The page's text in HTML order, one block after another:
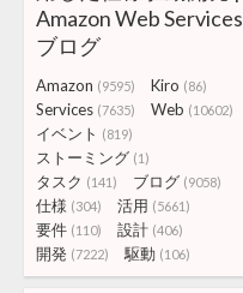
Amazon Web Services
ブログ
Amazon (9595) Kiro (86)
Services (7635) Web (10602)
イベント (819)
ストーミング (1)
タスク (141) ブログ (9058)
仕様 (304) 活用 (5661)
要件 (110) 設計 (406)
開発 (7222) 駆動 (106)